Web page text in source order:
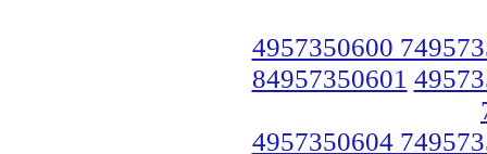
4957350600
84957350601
4957350604